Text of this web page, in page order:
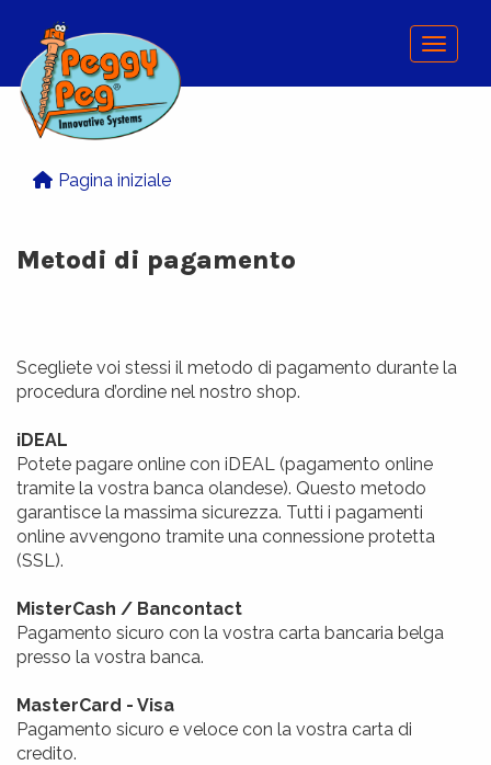
Menu
Pagina iniziale
Metodi di pagamento
Scegliete voi stessi il metodo di pagamento durante la
procedura d’ordine nel nostro shop.
iDEAL
Potete pagare online con iDEAL (pagamento online
tramite la vostra banca olandese). Questo metodo
garantisce la massima sicurezza. Tutti i pagamenti
online avvengono tramite una connessione protetta
(SSL).
MisterCash / Bancontact
Pagamento sicuro con la vostra carta bancaria belga
presso la vostra banca.
MasterCard - Visa
Pagamento sicuro e veloce con la vostra carta di
credito.